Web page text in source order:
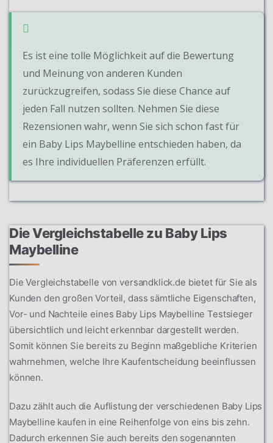
Es ist eine tolle Möglichkeit auf die Bewertung
und Meinung von anderen Kunden
zurückzugreifen, sodass Sie diese Chance auf
jeden Fall nutzen sollten. Nehmen Sie diese
Rezensionen wahr, wenn Sie sich schon fast für
ein Baby Lips Maybelline entschieden haben, da
es Ihre individuellen Präferenzen erfüllt.
Die Vergleichstabelle zu Baby Lips
Maybelline
Die Vergleichstabelle von versandklick.de bietet für Sie als
Kunden den großen Vorteil, dass sämtliche Eigenschaften,
Vor- und Nachteile eines Baby Lips Maybelline Testsieger
übersichtlich und leicht erkennbar dargestellt werden.
Somit können Sie bereits zu Beginn maßgebliche Kriterien
wahrnehmen, welche Ihre Kaufentscheidung beeinflussen
können.
Dazu zählt auch die Auflistung der verschiedenen Baby Lips
Maybelline kaufen in eine Reihenfolge von eins bis zehn.
Dadurch erkennen Sie auch bereits den sogenannten